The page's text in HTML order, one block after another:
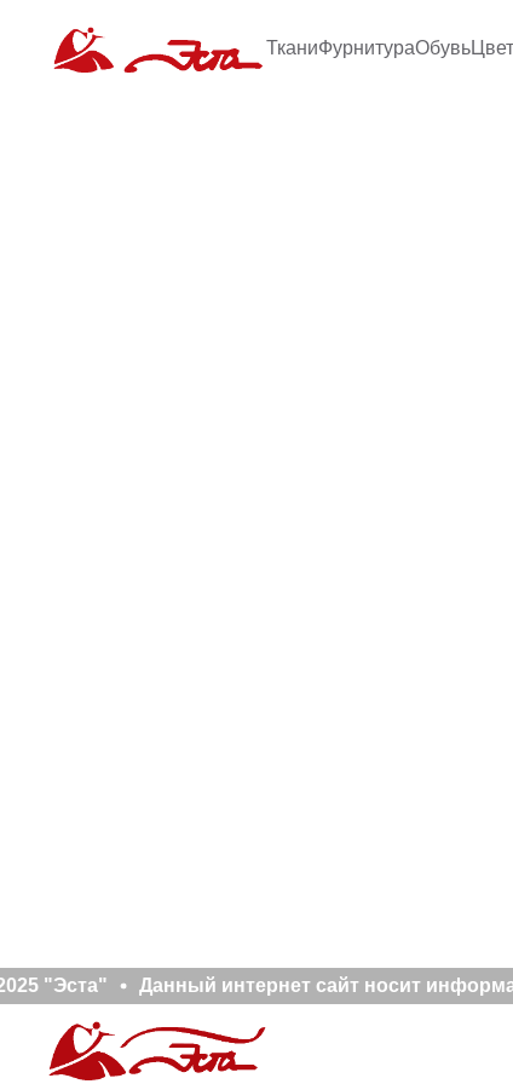
ТканиФурнитураОбувь
"Эста" Данный интернет сайт носит